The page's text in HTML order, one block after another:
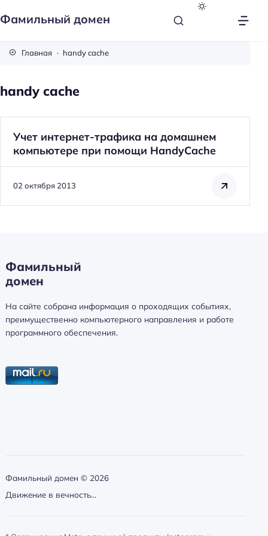
Фамильный домен
Главная handy cache
handy cache
Учет интернет-трафика на домашнем
компьютере при помощи HandyCache
02 октября 2013
Фамильный
домен
На сайте собрана информация о проходящих событиях,
преимущественно компьютерного направления и работе
программного обеспечения.
Фамильный домен © 2026
Движение в вечность…
Н
а
т
и
: